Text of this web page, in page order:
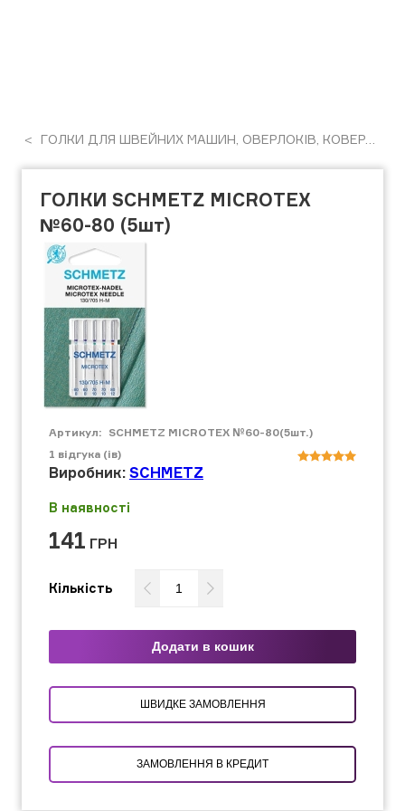
ГОЛКИ ДЛЯ ШВЕЙНИХ МАШИН, ОВЕРЛОКІВ, КОВЕРЛОКІВ, РОЗПОШИВАЛЬНИХ МАШИН
ГОЛКИ SCHMETZ MICROTEX
№60-80 (5шт)
Артикул: SCHMETZ MICROTEX №60-80(5шт.)
1 відгука (ів)
Виробник: SCHMETZ
В наявності
141 ГРН
Кількість
Додати в кошик
ШВИДКЕ ЗАМОВЛЕННЯ
ЗАМОВЛЕННЯ В КРЕДИТ